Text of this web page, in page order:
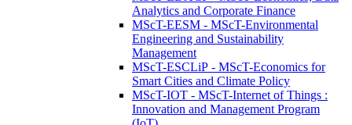
Analytics and Corporate Finance
MScT-EESM - MScT-Environmental
Engineering and Sustainability
Management
MScT-ESCLiP - MScT-Economics for
Smart Cities and Climate Policy
MScT-IOT - MScT-Internet of Things :
Innovation and Management Program